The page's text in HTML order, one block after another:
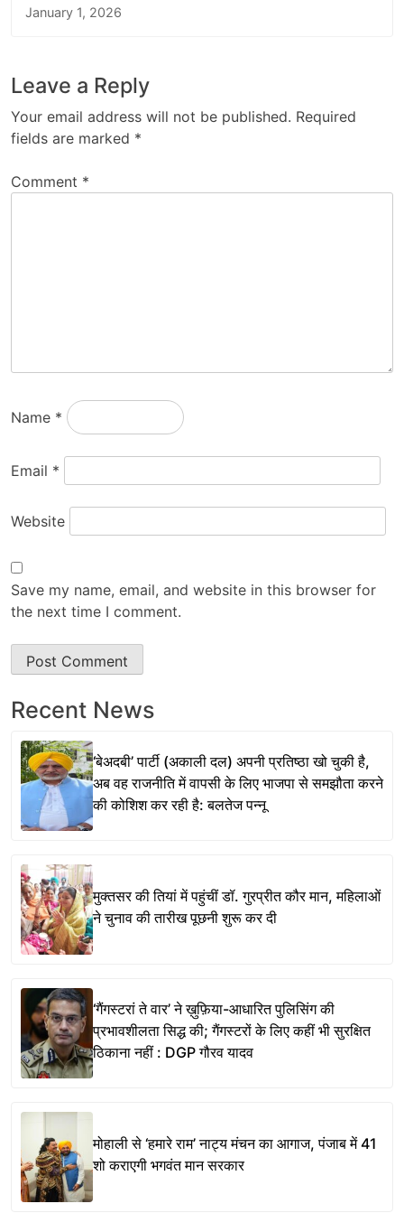
January 1, 2026
Leave a Reply
Your email address will not be published. Required
fields are marked *
Comment *
Name *
Email *
Website
Save my name, email, and website in this browser for
the next time I comment.
Recent News
‘बेअदबी’ पार्टी (अकाली दल) अपनी प्रतिष्ठा खो चुकी है,
अब वह राजनीति में वापसी के लिए भाजपा से समझौता करने
की कोशिश कर रही है: बलतेज पन्नू
मुक्तसर की तियां में पहुंचीं डॉ. गुरप्रीत कौर मान, महिलाओं
ने चुनाव की तारीख पूछनी शुरू कर दी
‘गैंगस्टरां ते वार’ ने ख़ुफ़िया-आधारित पुलिसिंग की
प्रभावशीलता सिद्ध की; गैंगस्टरों के लिए कहीं भी सुरक्षित
ठिकाना नहीं : DGP गौरव यादव
मोहाली से ‘हमारे राम’ नाट्य मंचन का आगाज, पंजाब में 41
शो कराएगी भगवंत मान सरकार